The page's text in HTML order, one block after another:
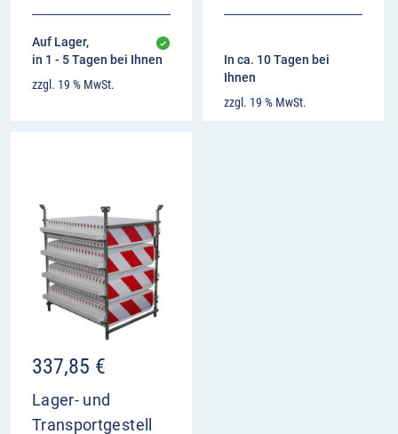
Auf Lager,
in 1 - 5 Tagen bei Ihnen
zzgl. 19 % MwSt.
In ca. 10 Tagen bei
Ihnen
zzgl. 19 % MwSt.
337,85 €
Lager- und
Transportgestell